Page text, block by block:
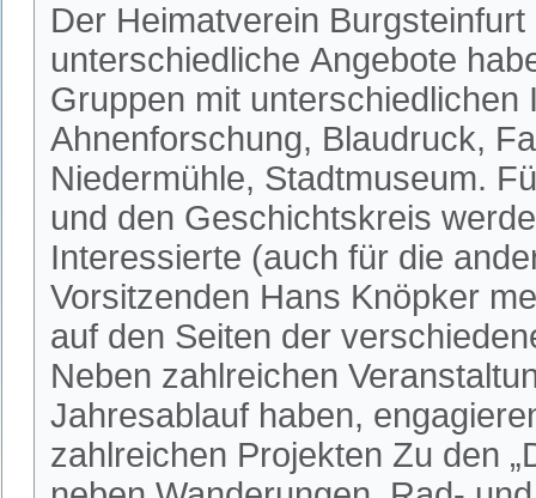
Der Heimatverein
unterschiedliche Angebote
Gruppen mit
Ahnenforschung, Blaudruck,
Niedermühle, Stadtmuseum.
und den Geschichtskreis
Interessierte (auch für die
Vorsitzenden Hans Knöpker
auf den Seiten der
Neben zahlreichen
Jahresablauf haben,
zahlreichen Projekten Zu den